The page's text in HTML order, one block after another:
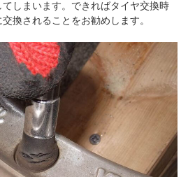
しまいます。できればタイヤ交換時
換されることをお勧めします。